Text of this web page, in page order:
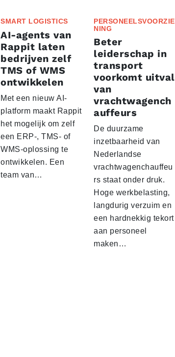
SMART LOGISTICS
AI-agents van
Rappit laten
bedrijven zelf
TMS of WMS
ontwikkelen
Met een nieuw AI-
platform maakt Rappit
het mogelijk om zelf
een ERP-, TMS- of
WMS-oplossing te
ontwikkelen. Een
team van…
PERSONEELSVOORZIE
NING
Beter
leiderschap in
transport
voorkomt uitval
van
vrachtwagench
auffeurs
De duurzame
inzetbaarheid van
Nederlandse
vrachtwagenchauffeu
rs staat onder druk.
Hoge werkbelasting,
langdurig verzuim en
een hardnekkig tekort
aan personeel
maken…